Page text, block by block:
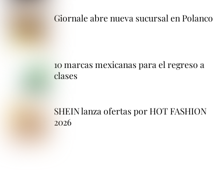
Giornale abre nueva sucursal en Polanco
10 marcas mexicanas para el regreso a
clases
SHEIN lanza ofertas por HOT FASHION
2026